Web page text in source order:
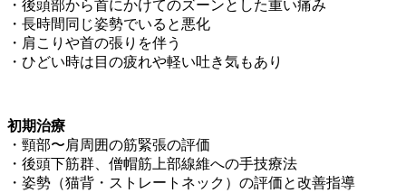
・後頭部から首にかけてのズーンとした重い痛み
・長時間同じ姿勢でいると悪化
・肩こりや首の張りを伴う
・ひどい時は目の疲れや軽い吐き気もあり
初期治療
・頸部〜肩周囲の筋緊張の評価
・後頭下筋群、僧帽筋上部線維への手技療法
・姿勢（猫背・ストレートネック）の評価と改善指導